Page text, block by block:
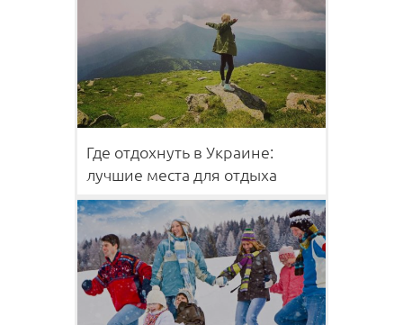
Где отдохнуть в Украине:
лучшие места для отдыха